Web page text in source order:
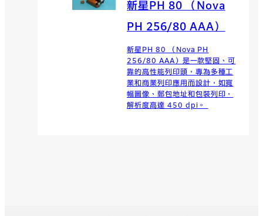
新星PH 80 （Nova
PH 256/80 AAA）
新星PH 80 （Nova PH
256/80 AAA）是一款堅固、可
靠的高性能列印頭，專為多種工
業和商業列印應用而設計，如寬
幅圖像、郵包地址和包裝列印，
解析度高達 450 dpi。